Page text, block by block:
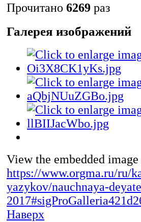
Прочитано 6269 раз
Галерея изображений
View the embedded
https://www.orgma.ru/ru/
yazykov/nauchnaya-
Наверх